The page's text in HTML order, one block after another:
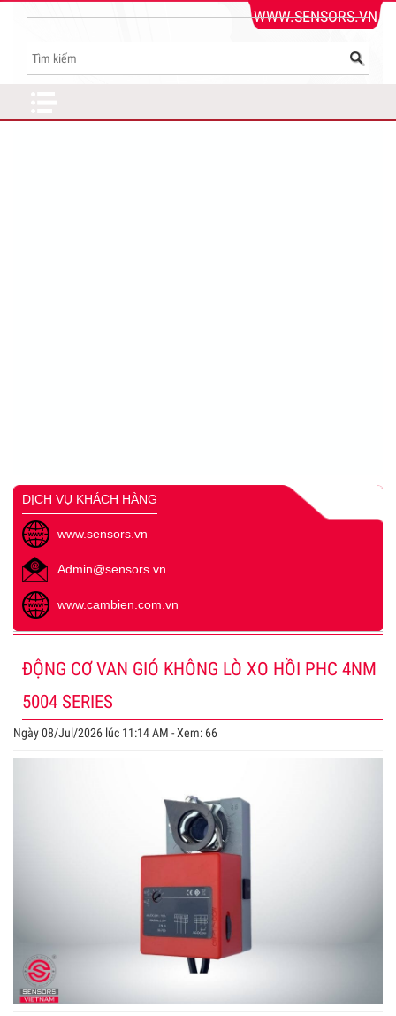
WWW.SENSORS.VN
DỊCH VỤ KHÁCH HÀNG
www.sensors.vn
Admin@sensors.vn
www.cambien.com.vn
ĐỘNG CƠ VAN GIÓ KHÔNG LÒ XO HỒI PHC 4NM
5004 SERIES
Ngày 08/Jul/2026 lúc 11:14 AM - Xem: 66